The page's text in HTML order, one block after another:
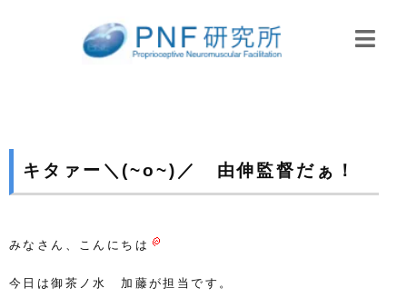
キタァー＼(~o~)／ 由伸監督だぁ！
みなさん、こんにちは
今日は御茶ノ水 加藤が担当です。